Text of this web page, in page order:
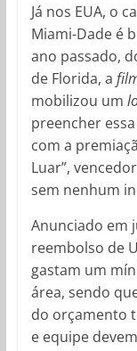
Já nos EUA, o
Miami-Dade é
ano passado,
de Florida, a
mobilizou um
preencher
com a
Luar”,
sem nenhum
Anunciado em
reembolso de
gastam um
área, sendo
do orçamento
e equipe